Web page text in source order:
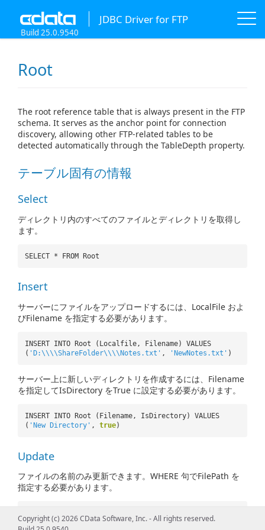
JDBC Driver for FTP
Build 25.0.9540
Root
The root reference table that is always present in the FTP
schema. It serves as the anchor point for connection
discovery, allowing other FTP-related tables to be
detected automatically through the TableDepth property.
テーブル固有の情報
Select
ディレクトリ内のすべてのファイルとディレクトリを取得し
ます。
SELECT * FROM Root
Insert
サーバーにファイルをアップロードするには、LocalFile およ
びFilename を指定する必要があります。
INSERT INTO Root (Localfile, Filename) VALUES
( 'D:\\\\ShareFolder\\\\Notes.txt' , 'NewNotes.txt' )
サーバー上に新しいディレクトリを作成するには、Filename
を指定してIsDirectory をTrue に設定する必要があります。
INSERT INTO Root (Filename, IsDirectory) VALUES
( 'New Directory' , true)
Update
ファイルの名前のみ更新できます。WHERE 句でFilePath を
指定する必要があります。
FilePath ='/Documents/Test/NewNotes.txt'
Copyright (c) 2026 CData Software, Inc. - All rights reserved.